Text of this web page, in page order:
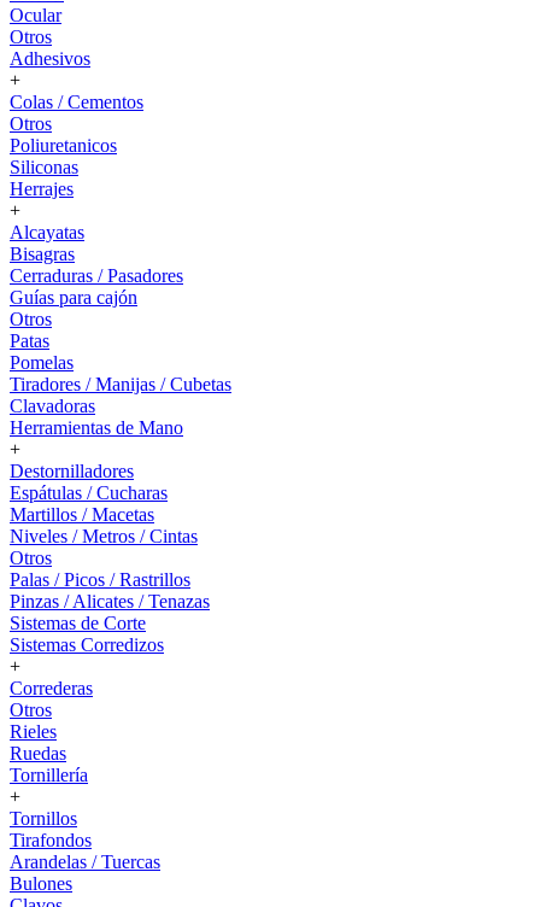
Ocular
Otros
Adhesivos
+
Colas / Cementos
Otros
Poliuretanicos
Siliconas
Herrajes
+
Alcayatas
Bisagras
Cerraduras / Pasadores
Guías para cajón
Otros
Patas
Pomelas
Tiradores / Manijas / Cubetas
Clavadoras
Herramientas de Mano
+
Destornilladores
Espátulas / Cucharas
Martillos / Macetas
Niveles / Metros / Cintas
Otros
Palas / Picos / Rastrillos
Pinzas / Alicates / Tenazas
Sistemas de Corte
Sistemas Corredizos
+
Correderas
Otros
Rieles
Ruedas
Tornillería
+
Tornillos
Tirafondos
Arandelas / Tuercas
Bulones